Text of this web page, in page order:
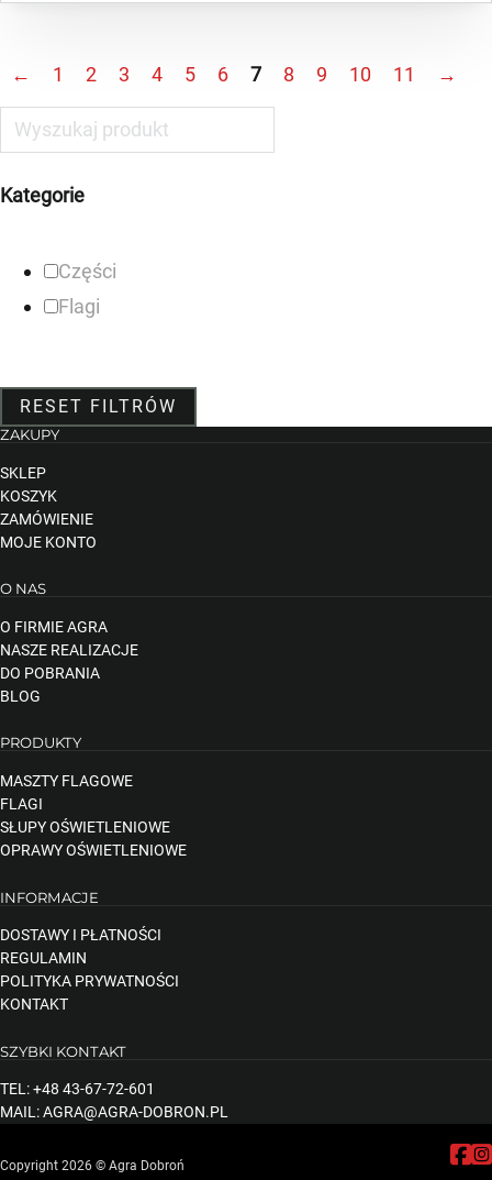
Kategorie
Części
Flagi
RESET FILTRÓW
← 1 2 3 4 5 6 7 8 9 10 11 →
ZAKUPY
SKLEP
KOSZYK
ZAMÓWIENIE
MOJE KONTO
O NAS
O FIRMIE AGRA
NASZE REALIZACJE
DO POBRANIA
BLOG
PRODUKTY
MASZTY FLAGOWE
FLAGI
SŁUPY OŚWIETLENIOWE
OPRAWY OŚWIETLENIOWE
INFORMACJE
DOSTAWY I PŁATNOŚCI
REGULAMIN
POLITYKA PRYWATNOŚCI
KONTAKT
SZYBKI KONTAKT
TEL: +48 43-67-72-601
MAIL: AGRA@AGRA-DOBRON.PL
Copyright 2026 © Agra Dobroń Follow